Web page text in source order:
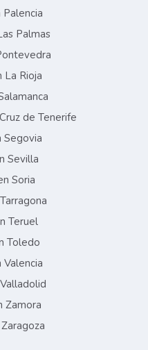
Palmas
La Rioja
de Tenerife
Segovia
Sevilla
Soria
Teruel
Toledo
Valencia
Zamora